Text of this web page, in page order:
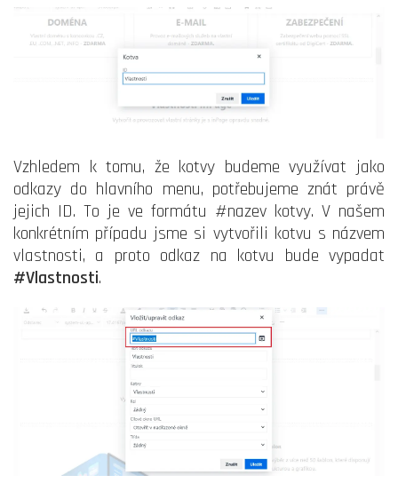
Vzhledem k tomu, že kotvy budeme využívat jako
odkazy do hlavního menu, potřebujeme znát právě
jejich ID. To je ve formátu #nazev kotvy. V našem
konkrétním případu jsme si vytvořili kotvu s názvem
vlastnosti, a proto odkaz na kotvu bude vypadat
#Vlastnosti.